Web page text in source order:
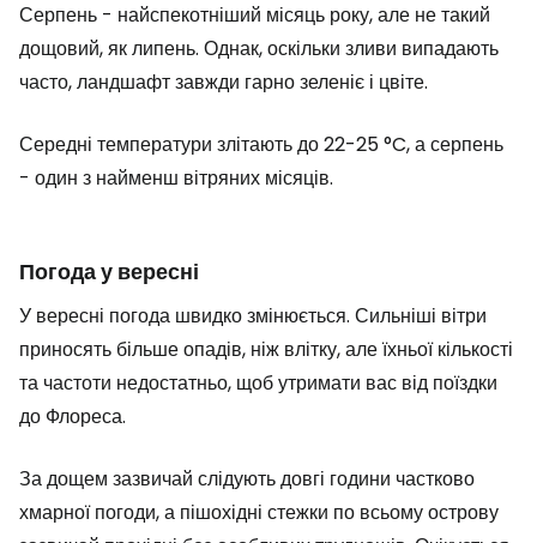
Серпень - найспекотніший місяць року, але не такий
дощовий, як липень. Однак, оскільки зливи випадають
часто, ландшафт завжди гарно зеленіє і цвіте.
Середні температури злітають до 22-25 °C, а серпень
- один з найменш вітряних місяців.
Погода у вересні
У вересні погода швидко змінюється. Сильніші вітри
приносять більше опадів, ніж влітку, але їхньої кількості
та частоти недостатньо, щоб утримати вас від поїздки
до Флореса.
За дощем зазвичай слідують довгі години частково
хмарної погоди, а пішохідні стежки по всьому острову